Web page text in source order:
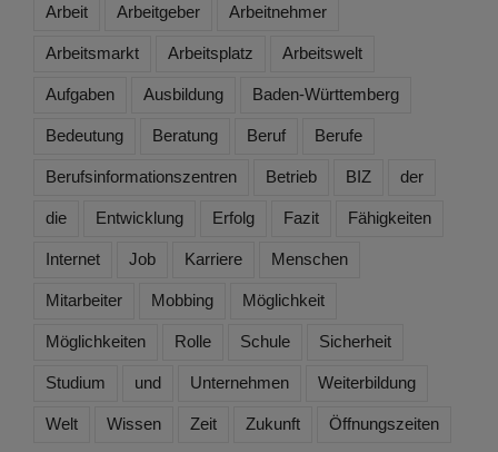
Arbeit Arbeitgeber Arbeitnehmer
Arbeitsmarkt Arbeitsplatz Arbeitswelt
Aufgaben Ausbildung Baden-Württemberg
Bedeutung Beratung Beruf Berufe
Berufsinformationszentren Betrieb BIZ der
die Entwicklung Erfolg Fazit Fähigkeiten
Internet Job Karriere Menschen
Mitarbeiter Mobbing Möglichkeit
Möglichkeiten Rolle Schule Sicherheit
Studium und Unternehmen Weiterbildung
Welt Wissen Zeit Zukunft Öffnungszeiten